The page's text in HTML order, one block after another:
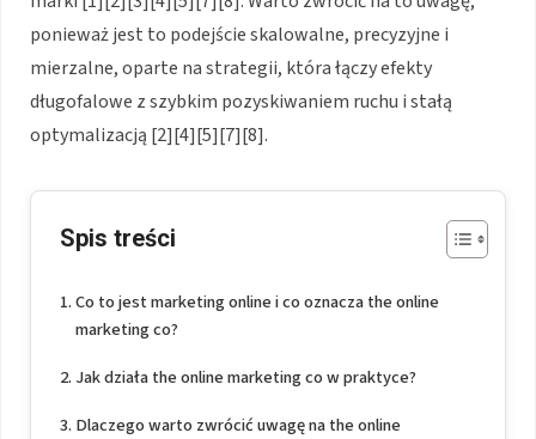
ponieważ jest to podejście skalowalne, precyzyjne i
mierzalne, oparte na strategii, która łączy efekty
długofalowe z szybkim pozyskiwaniem ruchu i stałą
optymalizacją [2][4][5][7][8].
Spis treści
Co to jest marketing online i co oznacza the online
marketing co?
Jak działa the online marketing co w praktyce?
Dlaczego warto zwrócić uwagę na the online